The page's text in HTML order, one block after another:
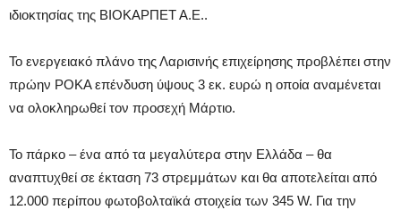
ιδιοκτησίας της ΒΙΟΚΑΡΠΕΤ Α.Ε..
Το ενεργειακό πλάνο της Λαρισινής επιχείρησης προβλέπει στην
πρώην ΡΟΚΑ επένδυση ύψους 3 εκ. ευρώ η οποία αναμένεται
να ολοκληρωθεί τον προσεχή Μάρτιο.
Το πάρκο – ένα από τα μεγαλύτερα στην Ελλάδα – θα
αναπτυχθεί σε έκταση 73 στρεμμάτων και θα αποτελείται από
12.000 περίπου φωτοβολταϊκά στοιχεία των 345 W. Για την